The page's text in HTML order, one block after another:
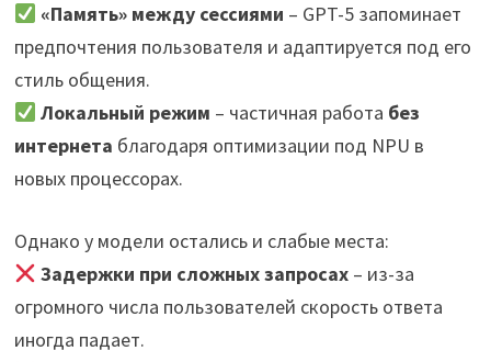
«Память» между сессиями – GPT-5 запоминает
предпочтения пользователя и адаптируется под его
стиль общения.
Локальный режим – частичная работа без
интернета благодаря оптимизации под NPU в
новых процессорах.
Однако у модели остались и слабые места:
Задержки при сложных запросах – из-за
огромного числа пользователей скорость ответа
иногда падает.